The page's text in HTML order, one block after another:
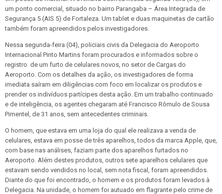
um ponto comercial, situado no bairro Parangaba – Área Integrada de
Segurança 5 (AIS 5) de Fortaleza. Um tablet e duas maquinetas de cartão
também foram apreendidos pelos investigadores.
Nessa segunda-feira (04), policiais civis da Delegacia do Aeroporto
Internacional Pinto Martins foram procurados e informados sobre o
registro de um furto de celulares novos, no setor de Cargas do
Aeroporto. Com os detalhes da ação, os investigadores de forma
imediata saíram em diligências com foco em localizar os produtos e
prender os indivíduos partícipes desta ação. Em um trabalho continuado
e de inteligência, os agentes chegaram até Francisco Rômulo de Sousa
Pimentel, de 31 anos, sem antecedentes criminais.
O homem, que estava em uma loja do qual ele realizava a venda de
celulares, estava em posse de três aparelhos, todos da marca Apple, que,
com base nas análises, faziam parte dos aparelhos furtados no
Aeroporto. Além destes produtos, outros sete aparelhos celulares que
estavam sendo vendidos no local, sem nota fiscal, foram apreendidos.
Diante do que foi encontrado, o homem e os produtos foram levados à
Delegacia. Na unidade, o homem foi autuado em flagrante pelo crime de